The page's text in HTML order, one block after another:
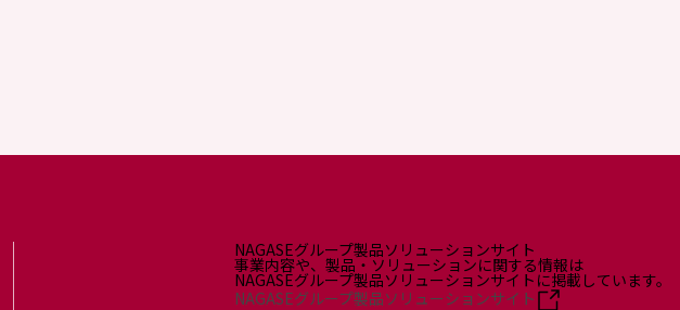
NAGASEグループ製品ソリューションサイト
事業内容や、製品・ソリューションに関する情報は
NAGASEグループ製品ソリューションサイトに掲載しています。
NAGASEグループ製品ソリューションサイト